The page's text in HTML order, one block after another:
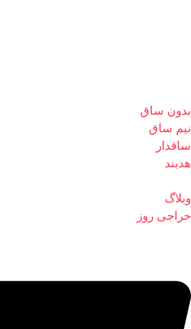
بدون ساق
نیم ساق
ساقدار
هدبند
وبلاگ
حراجی روز